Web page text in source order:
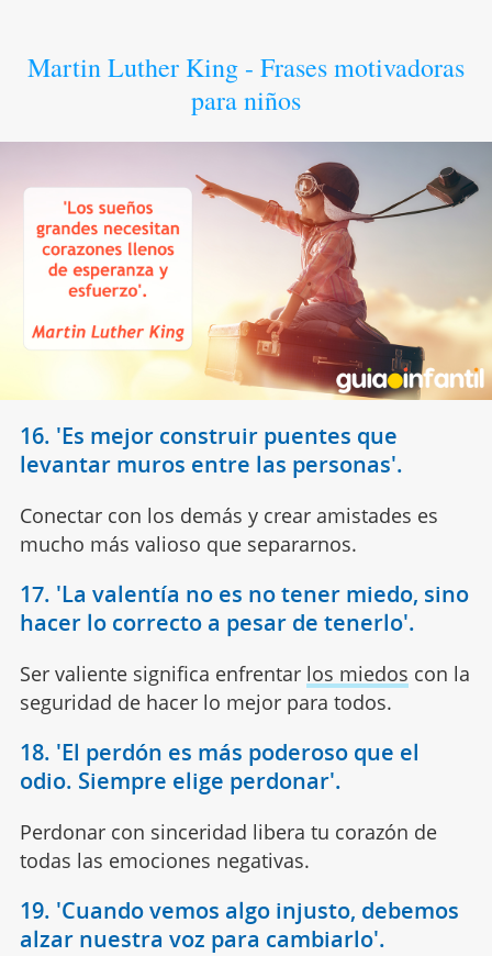
Martin Luther King - Frases motivadoras
para niños
16. 'Es mejor construir puentes que
levantar muros entre las personas'.
Conectar con los demás y crear amistades es
mucho más valioso que separarnos.
17. 'La valentía no es no tener miedo, sino
hacer lo correcto a pesar de tenerlo'.
Ser valiente significa enfrentar los miedos con la
seguridad de hacer lo mejor para todos.
18. 'El perdón es más poderoso que el
odio. Siempre elige perdonar'.
Perdonar con sinceridad libera tu corazón de
todas las emociones negativas.
19. 'Cuando vemos algo injusto, debemos
alzar nuestra voz para cambiarlo'.